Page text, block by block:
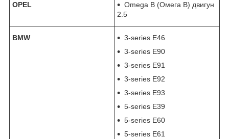
OPEL
Omega B (Омега В) двигун
2.5
BMW
3-series E46
3-series E90
3-series E91
3-series E92
3-series E93
5-series E39
5-series E60
5-series E61